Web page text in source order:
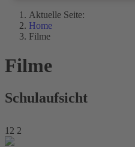
Aktuelle Seite:
Home
Filme
Filme
Schulaufsicht
12 2